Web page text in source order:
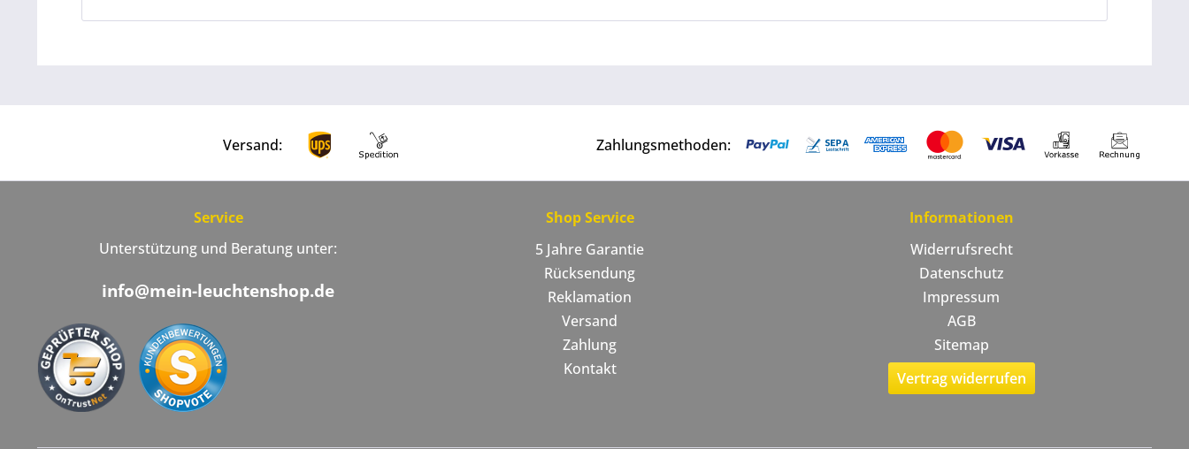
Versand: Zahlungsmethoden:
Service
Unterstützung und Beratung unter:
info@mein-leuchtenshop.de
Shop Service
5 Jahre Garantie
Rücksendung
Reklamation
Versand
Zahlung
Kontakt
Informationen
Widerrufsrecht
Datenschutz
Impressum
AGB
Sitemap
Vertrag widerrufen